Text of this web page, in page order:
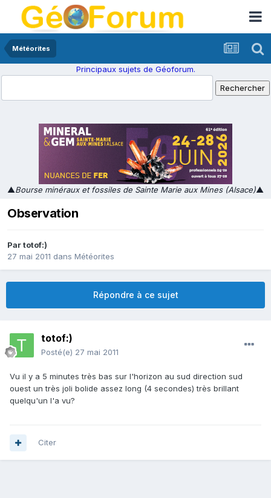
Météorites
Principaux sujets de Géoforum.
▲Bourse minéraux et fossiles de Sainte Marie aux Mines (Alsace)▲
Observation
Partotof:)
27 mai 2011 dans Météorites
Répondre à ce sujet
totof:)
Posté(e) 27 mai 2011
Vu il y a 5 minutes très bas sur l'horizon au sud direction sud
ouest un très joli bolide assez long (4 secondes) très brillant
quelqu'un l'a vu?
Citer